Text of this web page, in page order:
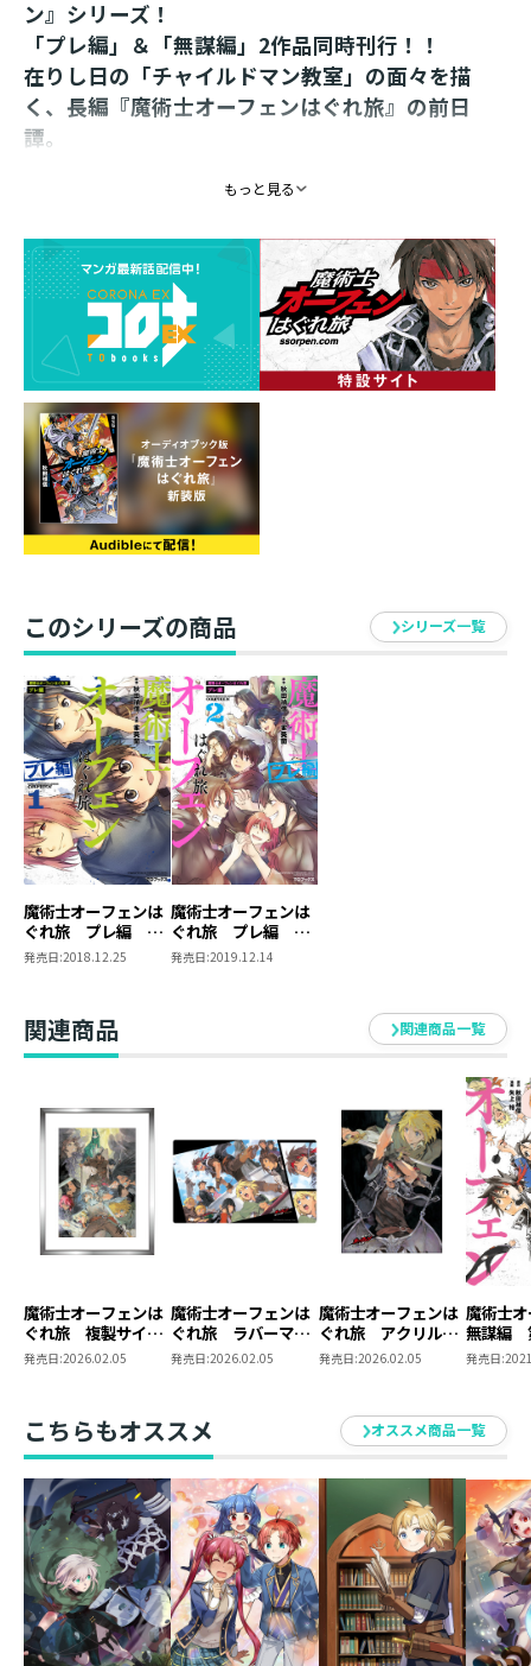
ン』シリーズ！
「プレ編」＆「無謀編」2作品同時刊行！！
在りし日の「チャイルドマン教室」の面々を描
く、長編『魔術士オーフェンはぐれ旅』の前日
譚。
イン」のビジュアルや多数のライトノベルのイラ
「プレ編」をコミカライズ！！
単行本描き下ろし特別漫画収録！
キリランシェロ、ハーティア、コミクロン、ティッシ、
アザリー……、
チャイルドマン教室の個性的な面々が巻き起こす波乱の
日常！
■収録エピソード
・第6話「思えば俺も若かった（中編）」
・第7話「思えば俺も若かった（後編）」
・第8話「馬に蹴られて死んじまえ！（前編）」
・第9話「馬に蹴られて死んじまえ！（後編）」
・第11話「タフレムの震える夜（後編）」
・描き下ろし特別漫画
もっと見る
このシリーズの商品 シリーズ一覧
魔術士オーフェンは
ぐれ旅 プレ編 第
1巻
発売日:2018.12.25
魔術士オーフェンは
ぐれ旅 プレ編 第
2巻
発売日:2019.12.14
関連商品 関連商品一覧
魔術士オーフェンは
ぐれ旅 複製サイン
入り複製原画
発売日:2026.02.05
魔術士オーフェンは
ぐれ旅 ラバーマッ
ト
発売日:2026.02.05
魔術士オーフェンは
ぐれ旅 アクリルパ
ネル
発売日:2026.02.05
魔術士
無謀編
発売日:
こちらもオススメ オススメ商品一覧